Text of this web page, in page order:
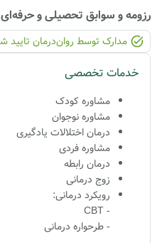
رزومه و سوابق تحصیلی و حرفه‌ای
مدارک توسط روان‌درمان تایید
خدمات تخصصی
مشاوره کودک
مشاوره نوجوان
درمان اختلالات یادگیری
مشاوره فردی
درمان رابطه
زوج درمانی
رویکرد درمانی:
- CBT
- طرحواره درمانی